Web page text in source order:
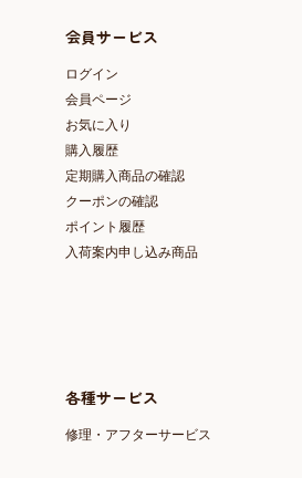
会員サービス
ログイン
会員ページ
お気に入り
購入履歴
定期購入商品の確認
クーポンの確認
ポイント履歴
入荷案内申し込み商品
各種サービス
修理・アフターサービス